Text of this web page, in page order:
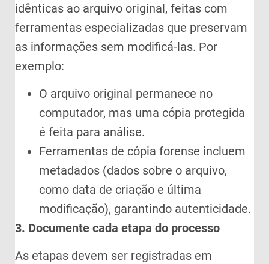
idênticas ao arquivo original, feitas com
ferramentas especializadas que preservam
as informações sem modificá-las. Por
exemplo:
O arquivo original permanece no
computador, mas uma cópia protegida
é feita para análise.
Ferramentas de cópia forense incluem
metadados (dados sobre o arquivo,
como data de criação e última
modificação), garantindo autenticidade.
3. Documente cada etapa do processo
As etapas devem ser registradas em